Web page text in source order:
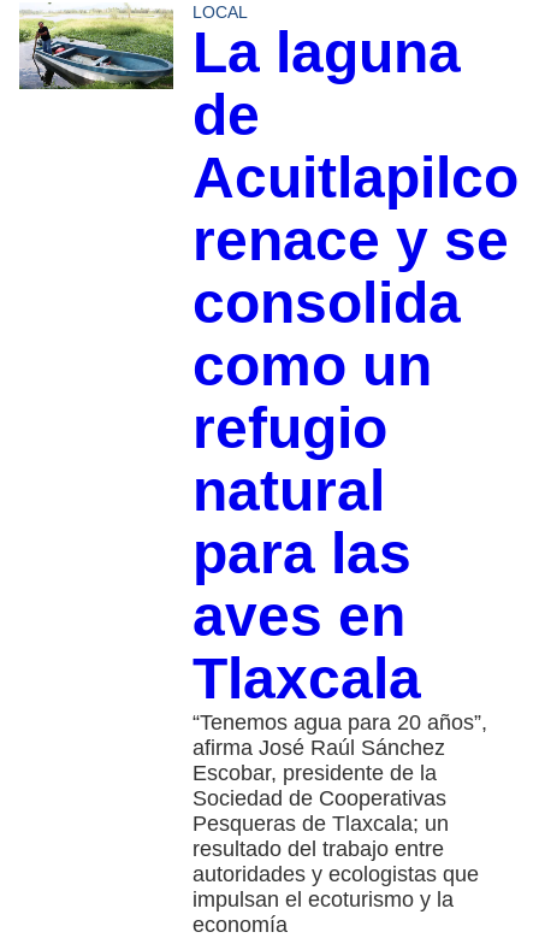
LOCAL
La laguna
de
Acuitlapilco
renace y se
consolida
como un
refugio
natural
para las
aves en
Tlaxcala
“Tenemos agua para 20 años”,
afirma José Raúl Sánchez
Escobar, presidente de la
Sociedad de Cooperativas
Pesqueras de Tlaxcala; un
resultado del trabajo entre
autoridades y ecologistas que
impulsan el ecoturismo y la
economía